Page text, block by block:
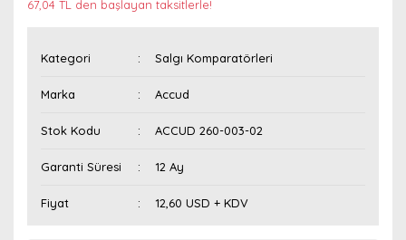
67,04 TL den başlayan taksitlerle!
Kategori Salgı Komparatörleri
Marka Accud
Stok Kodu ACCUD 260-003-02
Garanti Süresi 12 Ay
Fiyat 12,60 USD + KDV